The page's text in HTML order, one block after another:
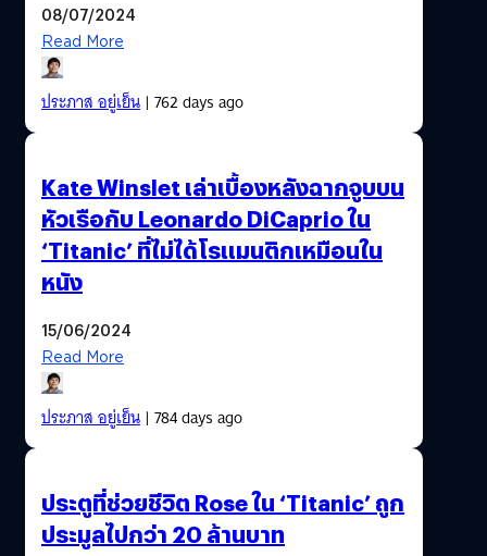
08/07/2024
Read More
ประภาส อยู่เย็น| 762 days ago
Kate Winslet เล่าเบื้องหลังฉากจูบบน
หัวเรือกับ Leonardo DiCaprio ใน
‘Titanic’ ที่ไม่ได้โรแมนติกเหมือนใน
หนัง
15/06/2024
Read More
ประภาส อยู่เย็น| 784 days ago
ประตูที่ช่วยชีวิต Rose ใน ‘Titanic’ ถูก
ประมูลไปกว่า 20 ล้านบาท